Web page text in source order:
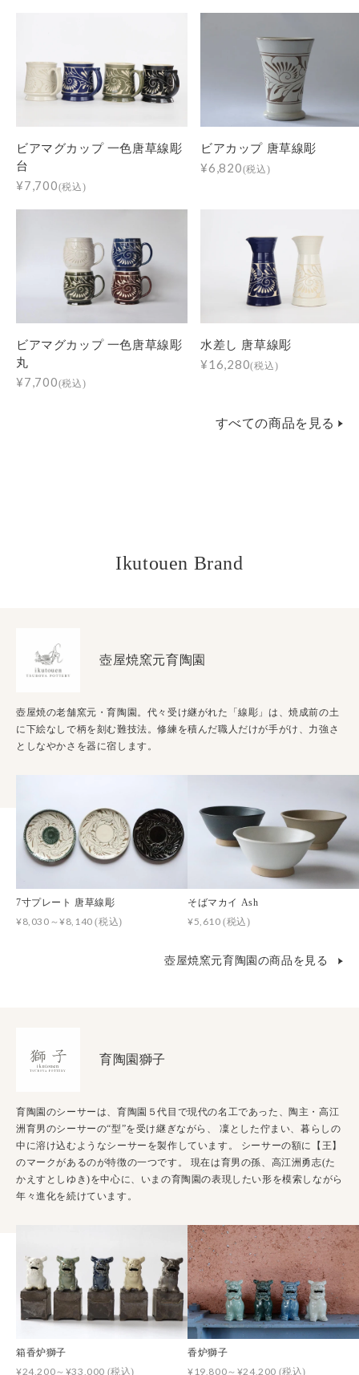
ビアマグカップ 一色唐草線彫
台
¥7,700(税込)
ビアマグカップ 一色唐草線彫
丸
¥7,700(税込)
ビアカップ 唐草線彫
¥6,820(税込)
水差し 唐草線彫
¥16,280(税込)
すべての商品を見る
Ikutouen Brand
壺屋焼窯元育陶園
壺屋焼の老舗窯元・育陶園。代々受け継がれた「線彫」は、焼成前の土
に下絵なしで柄を刻む難技法。修練を積んだ職人だけが手がけ、力強さ
としなやかさを器に宿します。
7寸プレート 唐草線彫
¥8,030～¥8,140(税込)
そばマカイ Ash
¥5,610(税込)
壺屋焼窯元育陶園の商品を見る
育陶園獅子
育陶園のシーサーは、育陶園５代目で現代の名工であった、陶主・高江
洲育男のシーサーの“型”を受け継ぎながら、 凜とした佇まい、暮らしの
中に溶け込むようなシーサーを製作しています。 シーサーの額に【王】
のマークがあるのが特徴の一つです。 現在は育男の孫、高江洲勇志(た
かえすとしゆき)を中心に、いまの育陶園の表現したい形を模索しながら
年々進化を続けています。
箱香炉獅子
¥24,200～¥33,000 (税込)
香炉獅子
¥19,800～¥24,200 (税込)